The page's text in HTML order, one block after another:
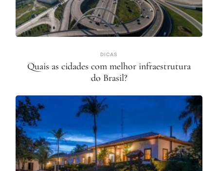
DICAS
Quais as cidades com melhor infraestrutura
do Brasil?